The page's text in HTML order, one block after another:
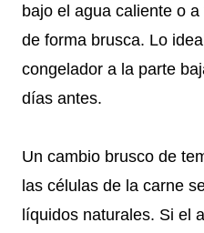
bajo el agua caliente o
de forma brusca. Lo
congelador a la parte
días antes.
Un cambio brusco de
las células de la carne
líquidos naturales. Si el